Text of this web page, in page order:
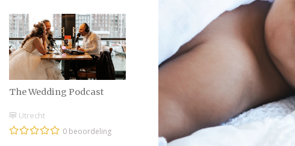
The Wedding Podcast
Utrecht
0 beoordeling